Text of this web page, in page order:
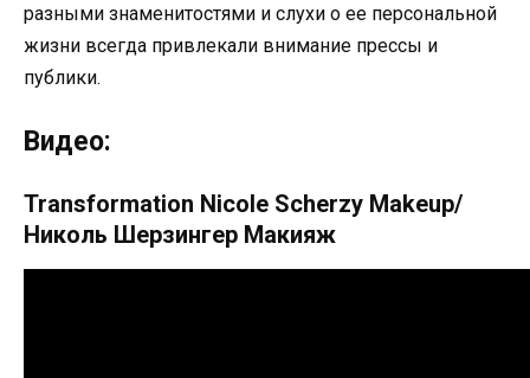
разными знаменитостями и слухи о ее персональной
жизни всегда привлекали внимание прессы и
публики.
Видео:
Transformation Nicole Scherzy Makeup/
Николь Шерзингер Макияж